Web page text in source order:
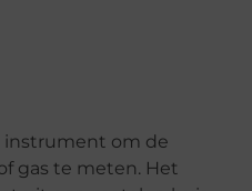
instrument om de
gas te meten. Het